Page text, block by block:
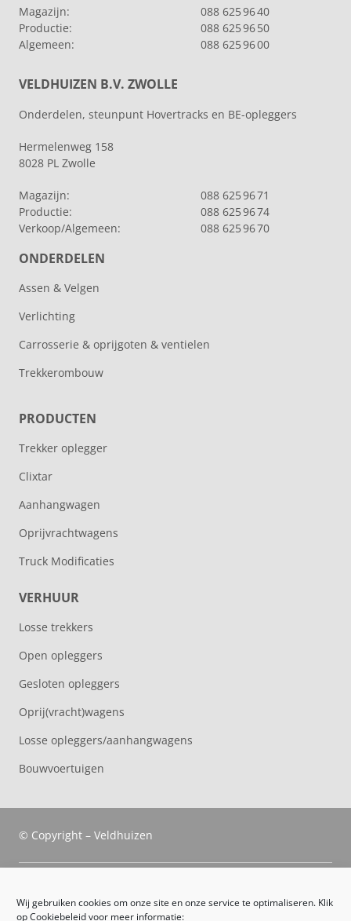
Wij gebruiken cookies om onze site en onze service te optimaliseren. Klik
op Cookiebeleid voor meer informatie:
Magazijn:
088 625 96 40
Productie:
088 625 96 50
Algemeen:
088 625 96 00
VELDHUIZEN B.V. ZWOLLE
Onderdelen, steunpunt Hovertracks en BE-opleggers
Hermelenweg 158
8028 PL Zwolle
Magazijn:
088 625 96 71
Productie:
088 625 96 74
Verkoop/Algemeen:
088 625 96 70
ONDERDELEN
Assen & Velgen
Verlichting
Carrosserie & oprijgoten & ventielen
Trekkerombouw
PRODUCTEN
Trekker oplegger
Clixtar
Aanhangwagen
Oprijvrachtwagens
Truck Modificaties
VERHUUR
Losse trekkers
Open opleggers
Gesloten opleggers
Oprij(vracht)wagens
Losse opleggers/aanhangwagens
Bouwvoertuigen
© Copyright – Veldhuizen